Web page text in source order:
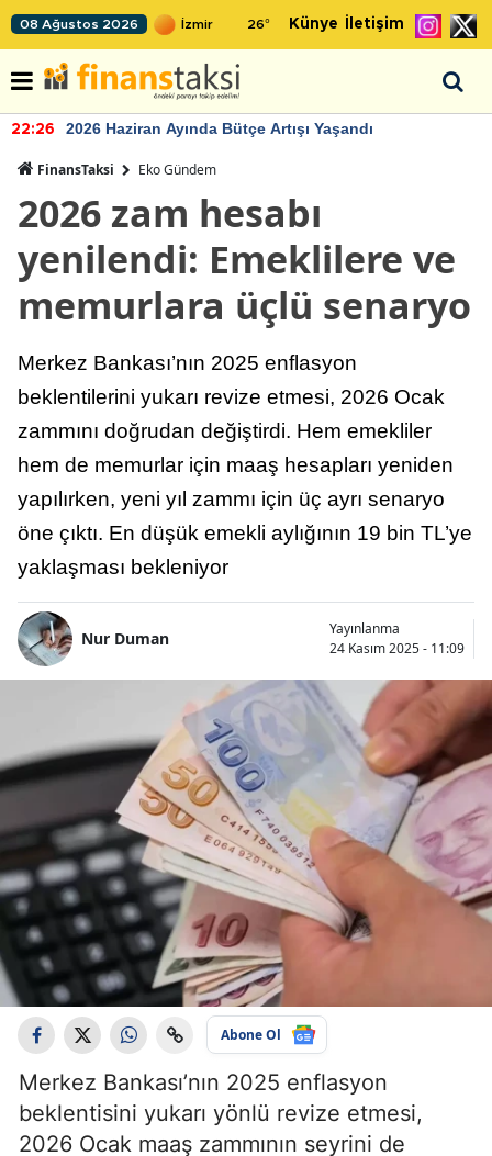
08 Ağustos 2026 26° Künye İletişim
22:26 2026 Haziran Ayında Bütçe Artışı Yaşandı
FinansTaksi Eko Gündem
2026 zam hesabı
yenilendi: Emeklilere ve
memurlara üçlü senaryo
Merkez Bankası’nın 2025 enflasyon
beklentilerini yukarı revize etmesi, 2026 Ocak
zammını doğrudan değiştirdi. Hem emekliler
hem de memurlar için maaş hesapları yeniden
yapılırken, yeni yıl zammı için üç ayrı senaryo
öne çıktı. En düşük emekli aylığının 19 bin TL’ye
yaklaşması bekleniyor
Nur Duman
Yayınlanma
24 Kasım 2025 - 11:09
Abone Ol
Merkez Bankası’nın 2025 enflasyon
beklentisini yukarı yönlü revize etmesi,
2026 Ocak maaş zammının seyrini de